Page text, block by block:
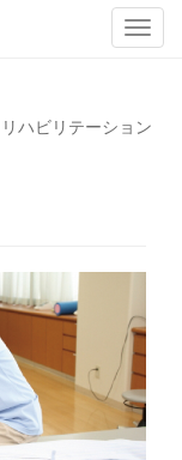
ナ
シ
り
え
リハビリテーション